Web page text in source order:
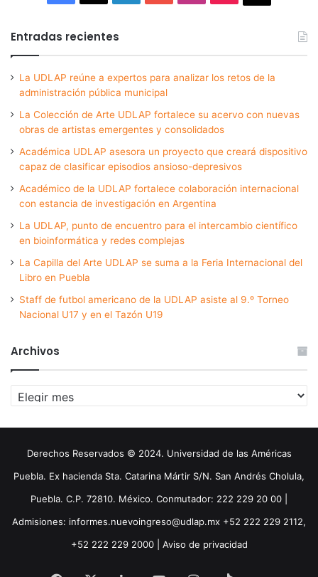
Entradas recientes
La UDLAP reúne a expertos para analizar los retos de la
administración pública municipal
La Colección de Arte UDLAP fortalece su acervo con nuevas
obras de artistas emergentes y consolidados
Académica UDLAP asesora un proyecto que creará dispositivo
capaz de clasificar episodios ansioso-depresivos
Académico de la UDLAP fortalece colaboración internacional
con estancia de investigación en Argentina
La UDLAP, punto de encuentro para el intercambio científico
en bioinformática y redes complejas
La Capilla del Arte UDLAP se suma a la Feria Internacional del
Libro en Puebla
Staff de futbol americano de la UDLAP asiste al 9.º Torneo
Nacional U17 y en el Tazón U19
Archivos
Archivos
Derechos Reservados © 2024. Universidad de las Américas
Puebla. Ex hacienda Sta. Catarina Mártir S/N. San Andrés Cholula,
Puebla. C.P. 72810. México. Conmutador: 222 229 20 00 |
Admisiones: informes.nuevoingreso@udlap.mx +52 222 229 2112,
+52 222 229 2000 | Aviso de privacidad